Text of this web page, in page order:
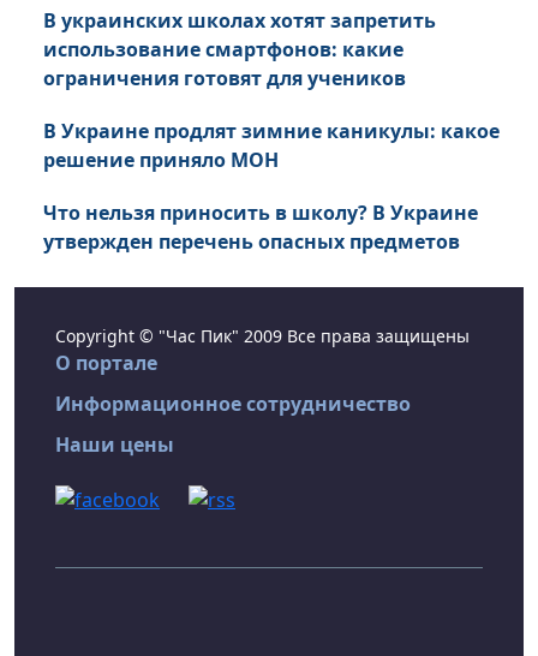
В украинских школах хотят запретить
использование смартфонов: какие
ограничения готовят для учеников
В Украине продлят зимние каникулы: какое
решение приняло МОН
Что нельзя приносить в школу? В Украине
утвержден перечень опасных предметов
Copyright © "Час Пик" 2009 Все права защищены
О портале
Информационное сотрудничество
Наши цены